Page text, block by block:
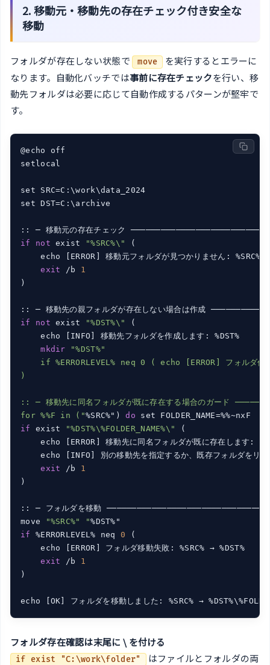
2. 移動元・移動先の存在チェック付き安全な
移動
フォルダが存在しない状態で move
を実行するとエラーに
なります。自動化バッチでは事前に存在チェックを行い、移
動先フォルダは必要に応じて自動作成するパターンが堅牢で
す。
@echo off
setlocal
set SRC=C:\work\data_2024
set DST=C:\archive
if not exist "%SRC%\"
(
    echo [ERROR] 移動元フォルダが見つかりません: %SRC%
exit /b 1
)
if not exist "%DST%\"
(
    echo [INFO] 移動先フォルダを作成します: %DST%
mkdir
"%DST%"
if %ERRORLEVEL% neq 0 ( echo [ERROR] フォルダ作
)
:: ─ 移動先に同名フォルダが既に存在する場合のガード
for %%F in ("%SRC%") do
if
exist "%DST%\%FOLDER_NAME%\"
(
echo [ERROR] 移動先に同名フォルダが既に存在します:
echo [INFO] 別の移動先を指定するか、既存フォルダをリネ
exit /b 1
)
:: ─ フォルダを移動
move
"%SRC%" "
if
%ERRORLEVEL% neq 0 (
    echo [ERROR] フォルダ移動失敗: %SRC% → %DST%
exit /b 1
)
フォルダ存在確認は末尾に \ を付ける
if exist "C:\work\folder"
はファイルとフォルダの両